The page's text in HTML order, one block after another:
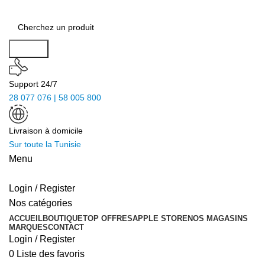
Support 24/7
28 077 076 | 58 005 800
Livraison à domicile
Sur toute la Tunisie
Menu
Login / Register
Nos catégories
ACCUEILBOUTIQUETOP OFFRESAPPLE STORENOS MAGASINS
MARQUESCONTACT
Login / Register
0 Liste des favoris